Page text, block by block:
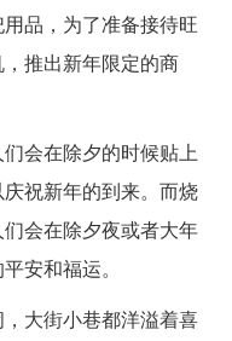
品，为了准备接待旺
推出新年限定的商
会在除夕的时候贴上
祝新年的到来。而烧
会在除夕夜或者大年
安和福运。
大街小巷都洋溢着喜